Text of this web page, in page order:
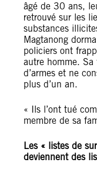
âgé de 30 ans,
retrouvé sur les
substances
Magtanong
policiers ont
autre homme. Sa
d’armes et ne
plus d’un an.
« Ils l’ont tué
membre de sa
Les « listes de
deviennent des